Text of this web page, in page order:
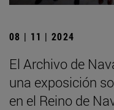
08 | 11 | 2024
El Archivo de
una exposición
en el Reino de